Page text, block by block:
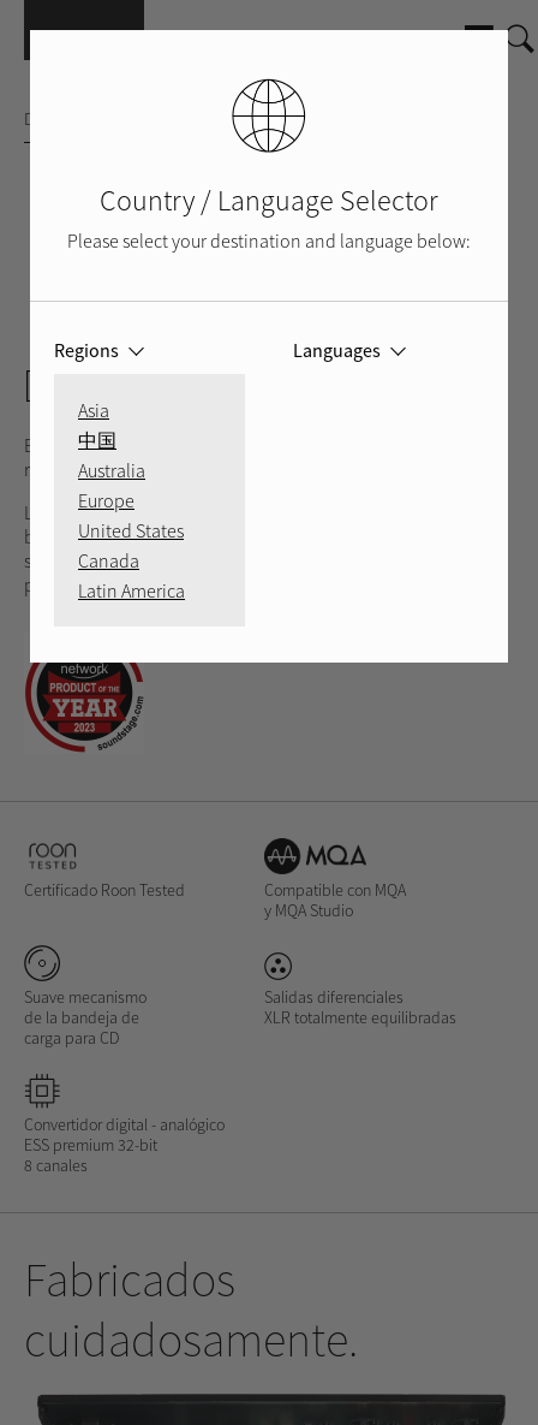
DAC ESTÉREO
DT-6000
El Rotel DT-6000 DAC Transport celebra 60 años de
rendimiento, sinónimo de la herencia japonesa de la marca.
Las entradas USB de ordenador, ópticas y coaxiales y la
bandeja de CD incluida ofrecen la máxima flexibilidad para
sus fuentes favoritas y proporcionan un nivel de detalle sin
precedentes además de un estudio de sonido envolvente.
Certificado Roon Tested
Compatible con MQA
y MQA Studio
Suave mecanismo
de la bandeja de
carga para CD
Salidas diferenciales
XLR totalmente equilibradas
Convertidor digital - analógico
ESS premium 32-bit
8 canales
Fabricados
cuidadosamente.
Country / Language Selector
Please select your destination and language below:
Regions
Asia
中国
Australia
Europe
United States
Canada
Latin America
Languages